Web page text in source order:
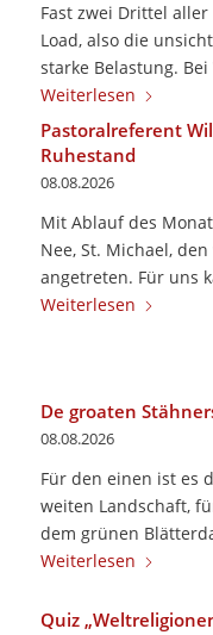
Fast zwei Drittel
Load, also die
starke Belastung.
Weiterlesen
Pastoralreferent
Ruhestand
08.08.2026
Mit Ablauf des
Nee, St. Michael,
angetreten. Für uns
Weiterlesen
De groaten
08.08.2026
Für den einen ist es
weiten Landschaft,
dem grünen
Weiterlesen
Quiz